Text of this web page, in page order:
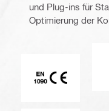
und Plug-ins für
Optimierung der
CE EN 1090-